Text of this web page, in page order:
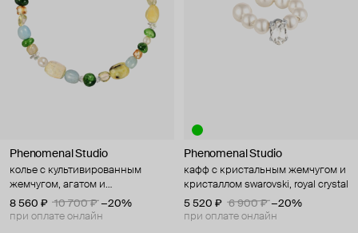
Phenomenal Studio
колье с культивированным
жемчугом, агатом и
аквамарином, earth
8 560 ₽ 10 700 ₽ −20%
при оплате онлайн
Phenomenal Studio
кафф с кристальным жемчугом и
кристаллом swarovski, royal crystal
5 520 ₽
6 900 ₽ −20%
при оплате онлайн